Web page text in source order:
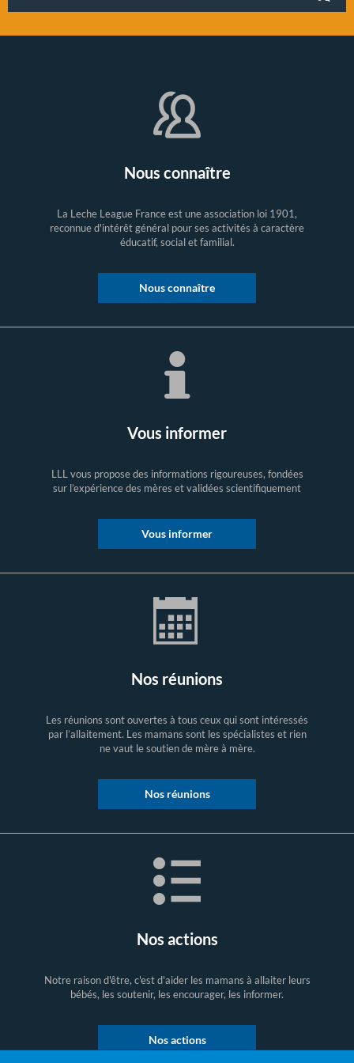
Nous connaître
La Leche League France est une association loi 1901,
reconnue d'intérêt général pour ses activités à caractère
éducatif, social et familial.
Nous connaître
Vous informer
LLL vous propose des informations rigoureuses, fondées
sur l’expérience des mères et validées scientifiquement
Vous informer
Nos réunions
Les réunions sont ouvertes à tous ceux qui sont intéressés
par l’allaitement. Les mamans sont les spécialistes et rien
ne vaut le soutien de mère à mère.
Nos réunions
Nos actions
Notre raison d'être, c'est d'aider les mamans à allaiter leurs
bébés, les soutenir, les encourager, les informer.
Nos actions